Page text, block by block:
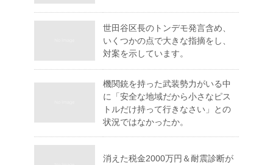
世田谷区長のトンデモ発言含め、
いくつかの点で大きな指摘をし、
対案を示しています。
機関銃を持った武装勢力がいる中
に「安全な地域だから小さなピス
トルだけ持って行きなさい」との
状況ではなかったか。
消えた税金2000万円＆耐震診断が